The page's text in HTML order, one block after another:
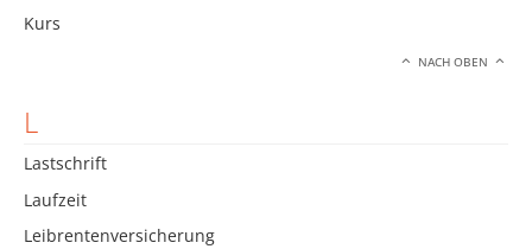
Kurs
NACH OBEN
L
Lastschrift
Laufzeit
Leibrentenversicherung